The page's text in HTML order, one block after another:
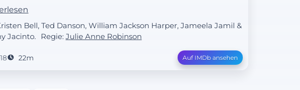
Herausforderung – und tatsächlich funktioniert seine
Einen Haken hat die ganze Sache allerdings:
Zutritt zu dem Fluchtfahrzeug ist an bestimmte
geknüpft. Und das ist nicht einmal das größte
Bell, Ted Danson, William Jackson Harper, Jameela Jamil &
Jacinto.
Regie: Julie Anne Robinson
22m Auf IMDb ansehen